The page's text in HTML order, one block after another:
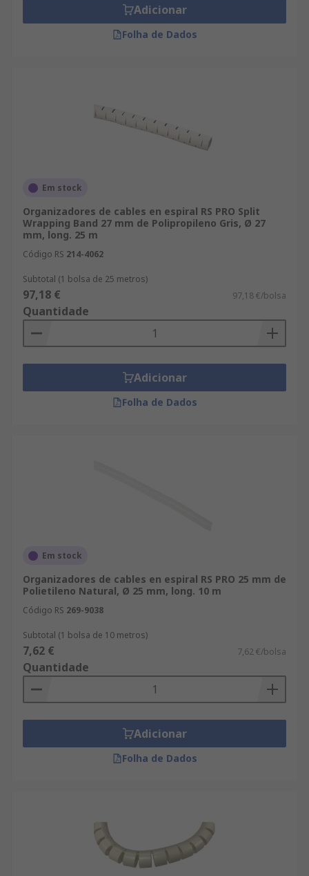
Adicionar
Folha de Dados
Em stock
Organizadores de cables en espiral RS PRO Split
Wrapping Band 27 mm de Polipropileno Gris, Ø 27
mm, long. 25 m
Código RS 214-4062
Subtotal (1 bolsa de 25 metros)
97,18 € 97,18 €/bolsa
Quantidade
Adicionar
Folha de Dados
Em stock
Organizadores de cables en espiral RS PRO 25 mm de
Polietileno Natural, Ø 25 mm, long. 10 m
Código RS 269-9038
Subtotal (1 bolsa de 10 metros)
7,62 € 7,62 €/bolsa
Quantidade
Adicionar
Folha de Dados